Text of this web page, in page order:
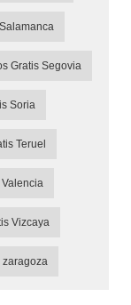
Gratis Segovia
Soria
Teruel
Valencia
Vizcaya
zaragoza